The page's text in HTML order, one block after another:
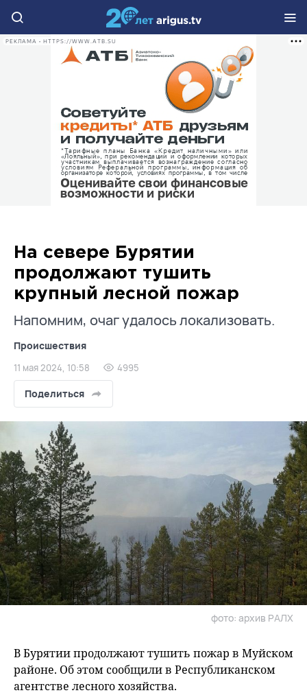
РЕКЛАМА • HTTPS://WWW.ATB.SU
На севере Бурятии
продолжают тушить
крупный лесной пожар
Напомним, очаг удалось локализовать.
Происшествия
11 мая 2024, 10:58 4995
Поделиться
фото: архив РАЛХ
В Бурятии продолжают тушить пожар в Муйском
районе. Об этом сообщили в Республиканском
агентстве лесного хозяйства.